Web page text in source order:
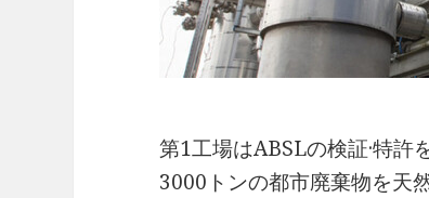
第1工場はABSLの検証·特許
3000トンの都市廃棄物を天